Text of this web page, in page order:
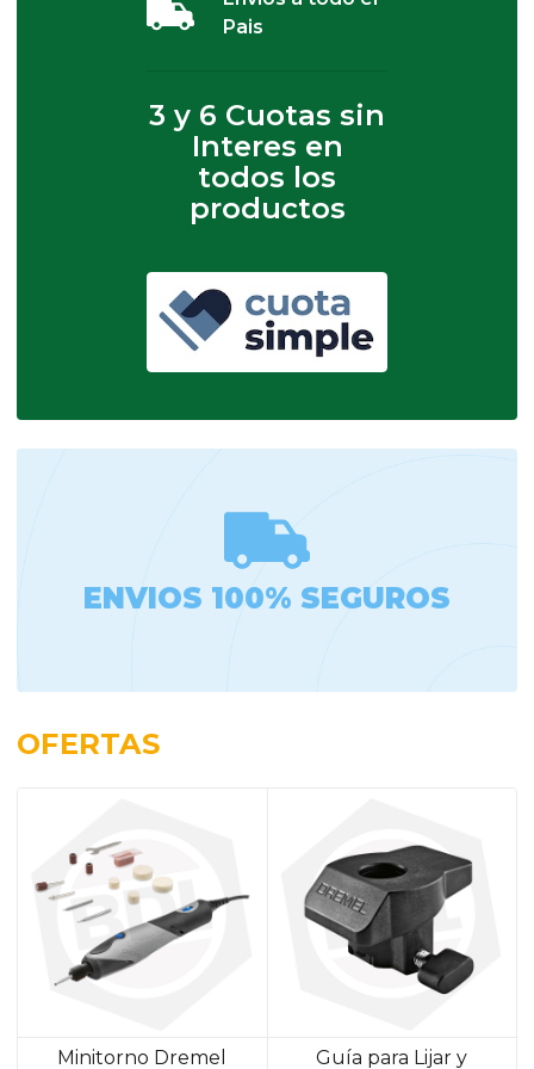
Pais
3 y 6 Cuotas sin
Interes en
todos los
productos
ENVIOS 100% SEGUROS
OFERTAS
Minitorno Dremel
Guía para Lijar y